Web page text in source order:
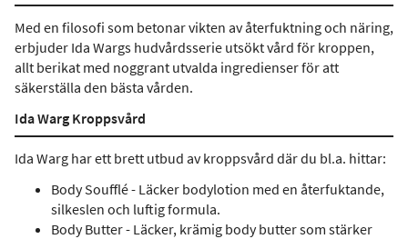
Med en filosofi som betonar vikten av återfuktning och näring,
erbjuder Ida Wargs hudvårdsserie utsökt vård för kroppen,
allt berikat med noggrant utvalda ingredienser för att
säkerställa den bästa vården.
Ida Warg Kroppsvård
Ida Warg har ett brett utbud av kroppsvård där du bl.a. hittar:
Body Soufflé - Läcker bodylotion med en återfuktande,
silkeslen och luftig formula.
Body Butter - Läcker, krämig body butter som stärker